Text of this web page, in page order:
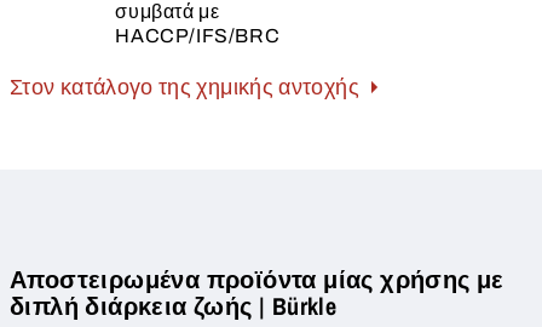
συμβατά με
HACCP/IFS/BRC
Στον κατάλογο της χημικής αντοχής
Αποστειρωμένα προϊόντα μίας χρήσης με
διπλή διάρκεια ζωής | Bürkle